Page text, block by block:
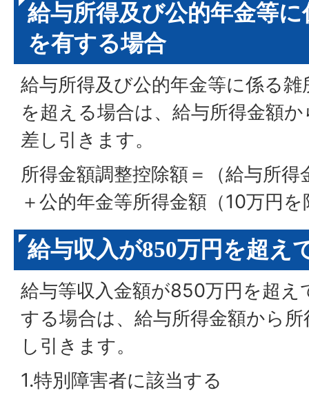
給与所得及び公的年金等
を有する場合
給与所得及び公的年金等に係る
を超える場合は、給与所得金額
差し引きます。
所得金額調整控除額＝（給与所
＋公的年金等所得金額（10万円
給与収入が850万円を超え
給与等収入金額が850万円を超
する場合は、給与所得金額から
し引きます。
1.特別障害者に該当する